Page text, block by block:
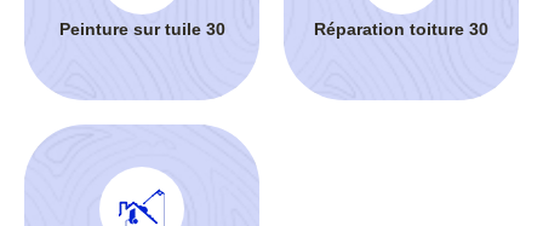
Peinture sur tuile 30 Réparation toiture 30